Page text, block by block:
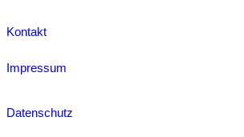
Kontakt
Impressum
Datenschutz